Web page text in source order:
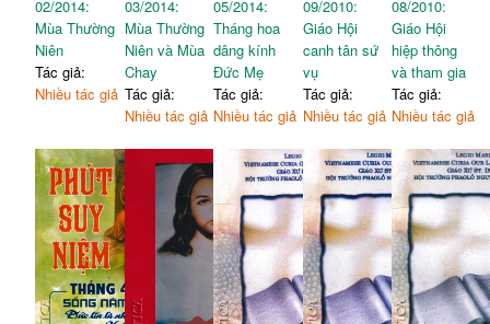
02/2014:
Mùa Thường
Niên
Tác giả:
Nhiều tác giả
03/2014:
Mùa Thường
Niên và Mùa
Chay
Tác giả:
Nhiều tác giả
05/2014:
Tháng hoa
dâng kính
Đức Mẹ
Tác giả:
Nhiều tác giả
09/2010:
Giáo Hội
canh tân sứ
vụ
Tác giả:
Nhiều tác giả
08/2010:
Giáo Hội
hiệp thông
và tham gia
Tác giả:
Nhiều tác giả